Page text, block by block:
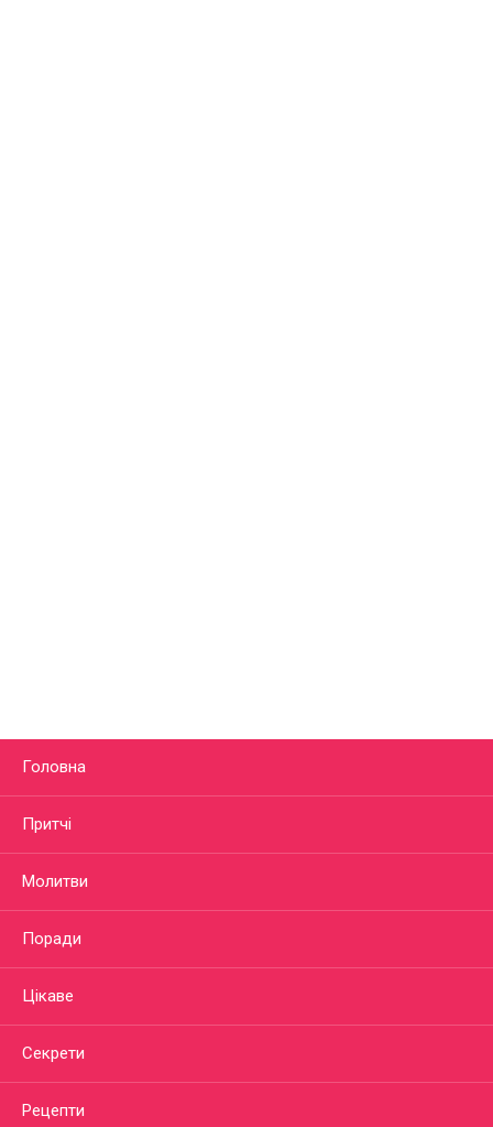
Головна
Притчі
Молитви
Поради
Цікаве
Секрети
Рецепти